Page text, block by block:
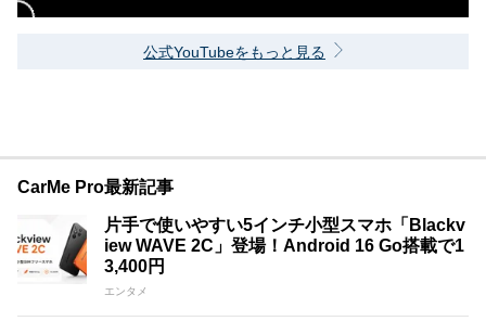
公式YouTubeをもっと見る
CarMe Pro最新記事
片手で使いやすい5インチ小型スマホ「Blackv
iew WAVE 2C」登場！Android 16 Go搭載で1
3,400円
エンタメ